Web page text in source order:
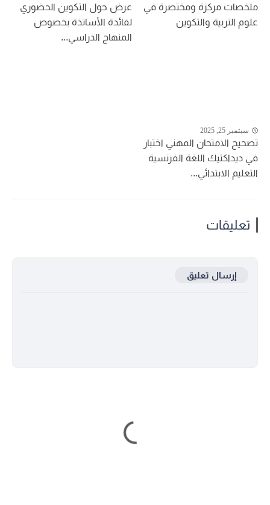
ملخصات مركزة ومختصرة في
علوم التربية والتكوين
عرض حول التكوين الحضوري
لفائدة الأساتذة بخصوص
المنهاج الدراسي...
سبتمبر 25, 2025
تصحيح الامتحان المهني اختبار
في ديداكتيك اللغة الفرنسية
التعليم الابتدائي...
تعليقات
إرسال تعليق